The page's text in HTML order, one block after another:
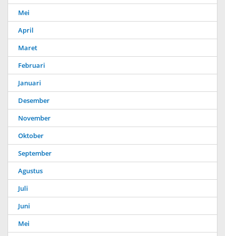
Mei
April
Maret
Februari
Januari
Desember
November
Oktober
September
Agustus
Juli
Juni
Mei